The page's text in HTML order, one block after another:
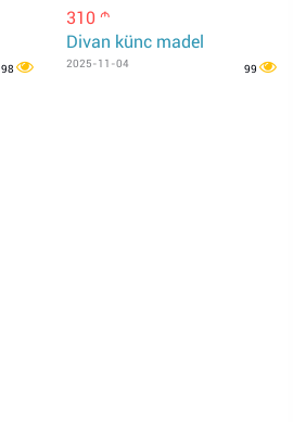
98
310 m
Divan künc madel
2025-11-04 99